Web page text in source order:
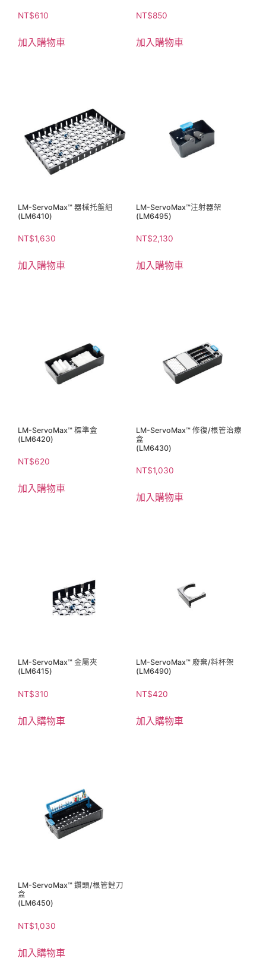
NT$610
加入購物車
NT$850
加入購物車
LM-ServoMax™ 器械托盤組
(LM6410)
NT$1,630
加入購物車
LM-ServoMax™注射器架
(LM6495)
NT$2,130
加入購物車
LM-ServoMax™ 標準盒
(LM6420)
NT$620
加入購物車
LM-ServoMax™ 修復/根管治療
盒
(LM6430)
NT$1,030
加入購物車
LM-ServoMax™ 金屬夾
(LM6415)
NT$310
加入購物車
LM-ServoMax™ 廢棄/料杯架
(LM6490)
NT$420
加入購物車
LM-ServoMax™ 鑽頭/根管銼刀
盒
(LM6450)
NT$1,030
加入購物車